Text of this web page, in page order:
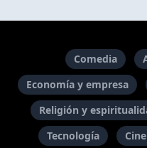
Comedia
Economía y empresa
Religión y
Tecnología